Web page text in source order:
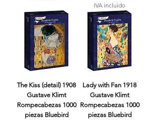
IVA incluido
The Kiss (detail) 1908
Gustave Klimt
Rompecabezas 1000
piezas Bluebird
Lady with Fan 1918
Gustave Klimt
Rompecabezas 1000
piezas Bluebird